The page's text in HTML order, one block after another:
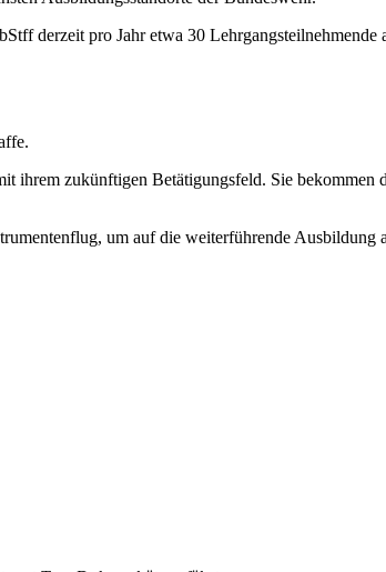
derzeit pro Jahr etwa 30
zukünftigen Betätigungsfeld. Sie bekommen
um auf die weiterführende Ausbildung